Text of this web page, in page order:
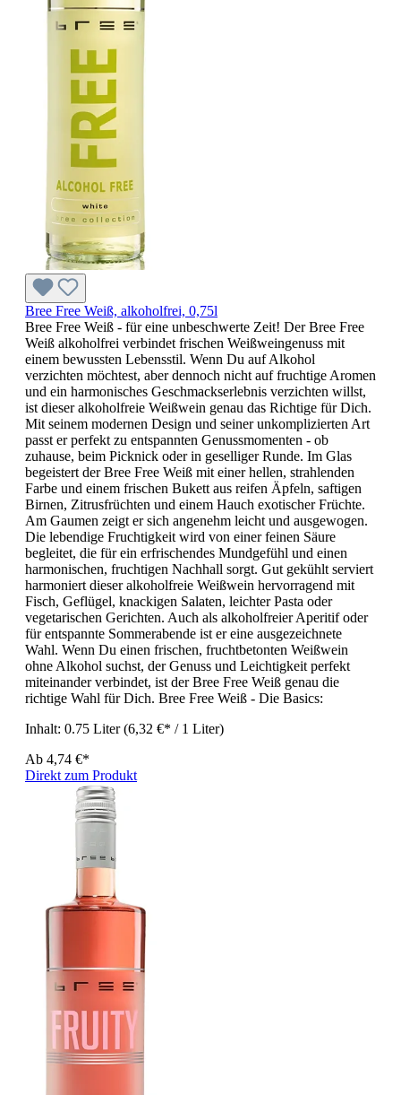
Bree Free Weiß, alkoholfrei, 0,75l
Bree Free Weiß - für eine unbeschwerte Zeit! Der Bree Free
Weiß alkoholfrei verbindet frischen Weißweingenuss mit
einem bewussten Lebensstil. Wenn Du auf Alkohol
verzichten möchtest, aber dennoch nicht auf fruchtige Aromen
und ein harmonisches Geschmackserlebnis verzichten willst,
ist dieser alkoholfreie Weißwein genau das Richtige für Dich.
Mit seinem modernen Design und seiner unkomplizierten Art
passt er perfekt zu entspannten Genussmomenten - ob
zuhause, beim Picknick oder in geselliger Runde. Im Glas
begeistert der Bree Free Weiß mit einer hellen, strahlenden
Farbe und einem frischen Bukett aus reifen Äpfeln, saftigen
Birnen, Zitrusfrüchten und einem Hauch exotischer Früchte.
Am Gaumen zeigt er sich angenehm leicht und ausgewogen.
Die lebendige Fruchtigkeit wird von einer feinen Säure
begleitet, die für ein erfrischendes Mundgefühl und einen
harmonischen, fruchtigen Nachhall sorgt. Gut gekühlt serviert
harmoniert dieser alkoholfreie Weißwein hervorragend mit
Fisch, Geflügel, knackigen Salaten, leichter Pasta oder
vegetarischen Gerichten. Auch als alkoholfreier Aperitif oder
für entspannte Sommerabende ist er eine ausgezeichnete
Wahl. Wenn Du einen frischen, fruchtbetonten Weißwein
ohne Alkohol suchst, der Genuss und Leichtigkeit perfekt
miteinander verbindet, ist der Bree Free Weiß genau die
richtige Wahl für Dich. Bree Free Weiß - Die Basics:
Inhalt: 0.75 Liter(6,32 €* / 1 Liter)
Ab 4,74 €*
Direkt zum Produkt